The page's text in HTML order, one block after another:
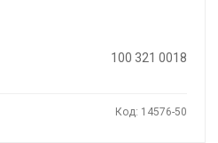
100 321 0018
Код: 14576-50